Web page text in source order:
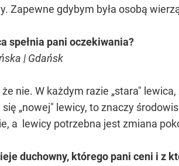
Zapewne gdybym była osobą
spełnia pani oczekiwania?
| Gdańsk
nie. W każdym razie „stara"
„nowej" lewicy, to znaczy
a lewicy potrzebna jest zmiana
duchowny, którego pani ceni i z